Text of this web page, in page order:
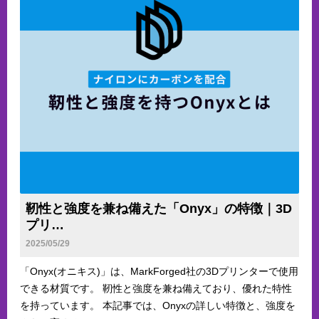
靭性と強度を兼ね備えた「Onyx」の特徴｜3D
プリ…
2025/05/29
「Onyx(オニキス)」は、MarkForged社の3Dプリンターで使用
できる材質です。 靭性と強度を兼ね備えており、優れた特性
を持っています。 本記事では、Onyxの詳しい特徴と、強度を